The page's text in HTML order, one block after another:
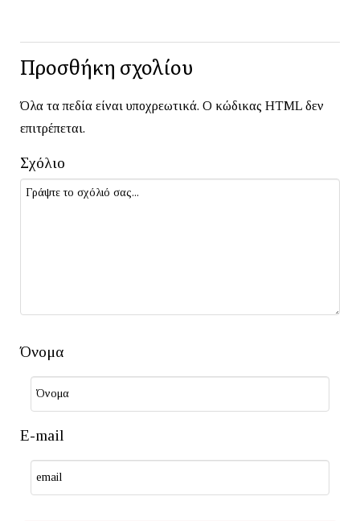
Προσθήκη σχολίου
Όλα τα πεδία είναι υποχρεωτικά. Ο κώδικας HTML δεν
επιτρέπεται.
Σχόλιο
Όνομα
E-mail